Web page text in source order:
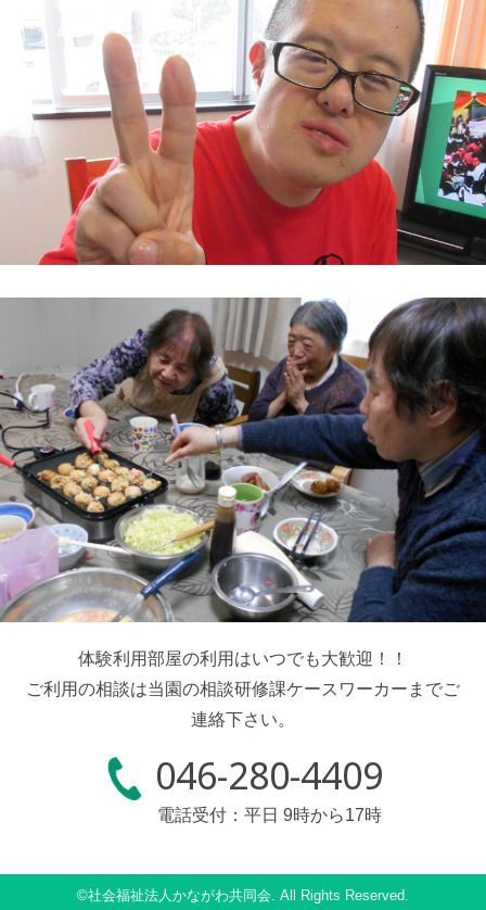
体験利用部屋の利用はいつでも大歓迎！！
ご利用の相談は当園の相談研修課ケースワーカーまでご
連絡下さい。
046-280-4409
電話受付：平日 9時から17時
©社会福祉法人かながわ共同会. All Rights Reserved.